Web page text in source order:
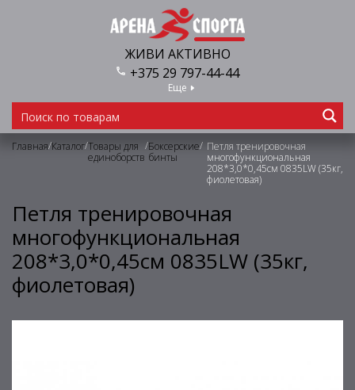
ЖИВИ АКТИВНО
+375 29 797-44-44
Еще
Главная/Каталог/Товары для
единоборств
/Боксерские
бинты
/ Петля тренировочная
многофункциональная
208*3,0*0,45см 0835LW (35кг,
фиолетовая)
Петля тренировочная
многофункциональная
208*3,0*0,45см 0835LW (35кг,
фиолетовая)